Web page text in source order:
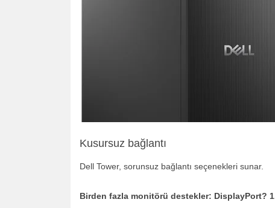
Kusursuz bağlantı
Dell Tower, sorunsuz bağlantı seçenekleri sunar.
Birden fazla monitörü destekler: DisplayPort?